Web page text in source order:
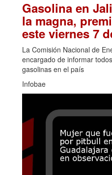
Gasolina en
la magna,
este viernes 7
La Comisión Nacional de
encargado de informar
gasolinas en el país
Infobae